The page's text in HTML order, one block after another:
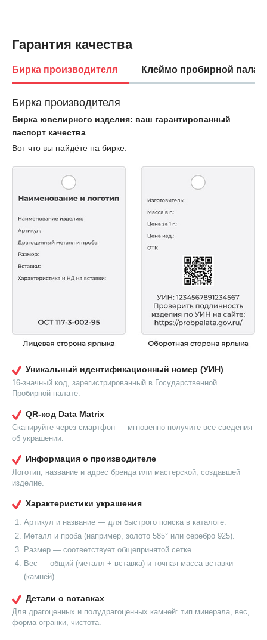
Гарантия качества
Бирка производителя Клеймо пробирной
Бирка производителя
Бирка ювелирного изделия: ваш гарантированный
паспорт качества
Вот что вы найдёте на бирке:
Уникальный идентификационный номер (УИН)
16-значный код, зарегистрированный в Государственной
Пробирной палате.
QR-код Data Matrix
Сканируйте через смартфон — мгновенно получите все сведения
об украшении.
Информация о производителе
Логотип, название и адрес бренда или мастерской, создавшей
изделие.
Характеристики украшения
Артикул и название — для быстрого поиска в каталоге.
Металл и проба (например, золото 585° или серебро 925).
Размер — соответствует общепринятой сетке.
Вес — общий (металл + вставка) и точная масса вставки
(камней).
Детали о вставках
Для драгоценных и полудрагоценных камней: тип минерала, вес,
форма огранки, чистота.